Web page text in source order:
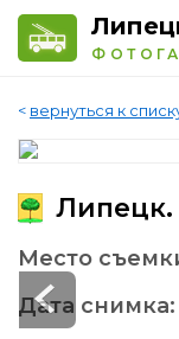
< вернуться к
Место
Дата снимка: